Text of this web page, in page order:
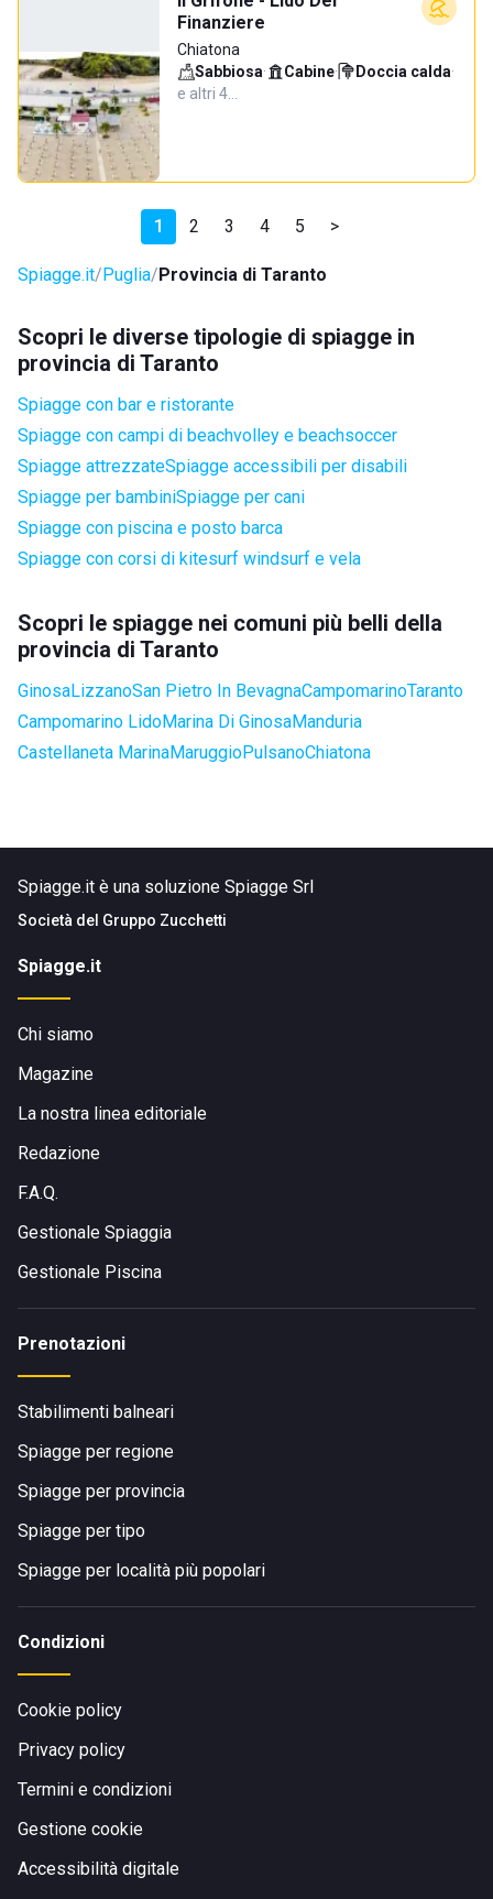
Finanziere
Chiatona
Sabbiosa· Cabine· Doccia calda·
e altri 4…
1 2 3 4 5 >
Spiagge.it Puglia Provincia di Taranto
Scopri le diverse tipologie di spiagge in
provincia di Taranto
Spiagge con bar e ristorante
Spiagge con campi di beachvolley e beachsoccer
Spiagge attrezzateSpiagge accessibili per disabili
Spiagge per bambiniSpiagge per cani
Spiagge con piscina e posto barca
Spiagge con corsi di kitesurf windsurf e vela
Scopri le spiagge nei comuni più belli della
provincia di Taranto
GinosaLizzanoSan Pietro In BevagnaCampomarinoTaranto
Campomarino LidoMarina Di GinosaManduria
Castellaneta MarinaMaruggioPulsanoChiatona
Spiagge.it è una soluzione Spiagge Srl
Società del Gruppo Zucchetti
Spiagge.it
Chi siamo
Magazine
La nostra linea editoriale
Redazione
F.A.Q.
Gestionale Spiaggia
Gestionale Piscina
Prenotazioni
Stabilimenti balneari
Spiagge per regione
Spiagge per provincia
Spiagge per tipo
Spiagge per località più popolari
Condizioni
Cookie policy
Privacy policy
Termini e condizioni
Gestione cookie
Accessibilità digitale